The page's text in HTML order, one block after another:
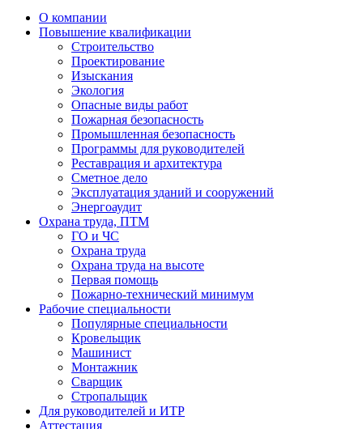
О компании
Повышение квалификации
Строительство
Проектирование
Изыскания
Экология
Опасные виды работ
Пожарная безопасность
Промышленная безопасность
Программы для руководителей
Реставрация и архитектура
Сметное дело
Эксплуатация зданий и сооружений
Энергоаудит
Охрана труда, ПТМ
ГО и ЧС
Охрана труда
Охрана труда на высоте
Первая помощь
Пожарно-технический минимум
Рабочие специальности
Популярные специальности
Кровельщик
Машинист
Монтажник
Сварщик
Стропальщик
Для руководителей и ИТР
Аттестация